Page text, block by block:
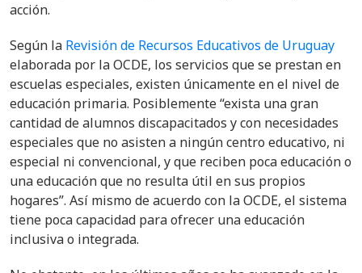
acción.
Según la Revisión de Recursos Educativos de Uruguay
elaborada por la OCDE, los servicios que se prestan en
escuelas especiales, existen únicamente en el nivel de
educación primaria. Posiblemente “exista una gran
cantidad de alumnos discapacitados y con necesidades
especiales que no asisten a ningún centro educativo, ni
especial ni convencional, y que reciben poca educación o
una educación que no resulta útil en sus propios
hogares”. Así mismo de acuerdo con la OCDE, el sistema
tiene poca capacidad para ofrecer una educación
inclusiva o integrada.